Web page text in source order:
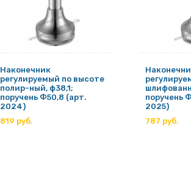
Наконечник
регулируемый по высоте
полир-ный, ф38,1;
поручень Ф50,8 (арт.
2024)
819 руб.
поручень
2025)
787 руб.